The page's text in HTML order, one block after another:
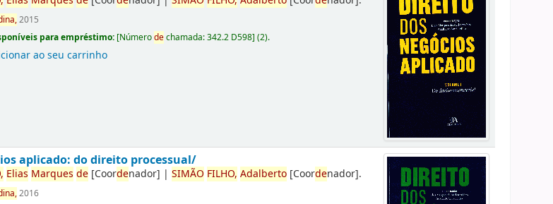
2015
para empréstimo: [Númerodechamada:342.2 D598](2).
ao seu carrinho
aplicado: do direito processual/
Elias Marques de [Coordenador] |SIMÃO FILHO, Adalberto [Coordenador].
2016